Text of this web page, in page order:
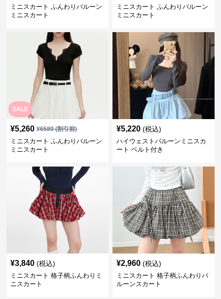
ミニスカート ふんわりバルーン
ミニスカート
ミニスカート ふんわりバルーン
ミニスカート
SALE
¥5,260 ¥6580(割引前)
ミニスカート ふんわりバルーン
ミニスカート
¥5,220 (税込)
ハイウェストバルーンミニスカ
ート ベルト付き
¥3,840 (税込)
ミニスカート 格子柄ふんわりミ
ニスカート
¥2,960 (税込)
ミニスカート 格子柄ふんわりバ
ルーンスカート